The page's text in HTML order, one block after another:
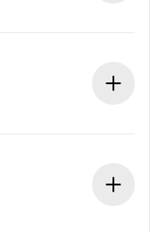
confirme.